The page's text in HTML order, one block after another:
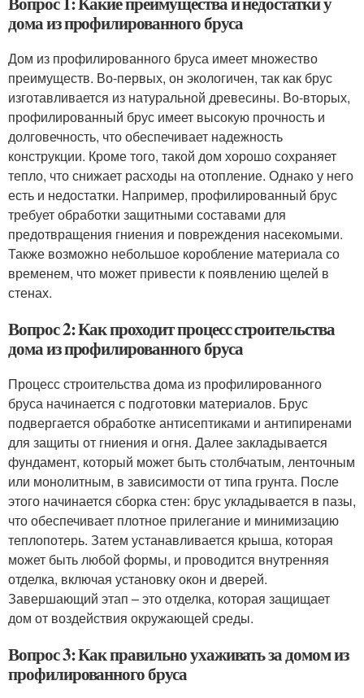
дома из профилированного бруса
Дом из профилированного бруса имеет множество
преимуществ. Во-первых, он экологичен, так как брус
изготавливается из натуральной древесины. Во-вторых,
профилированный брус имеет высокую прочность и
долговечность, что обеспечивает надежность
конструкции. Кроме того, такой дом хорошо сохраняет
тепло, что снижает расходы на отопление. Однако у него
есть и недостатки. Например, профилированный брус
требует обработки защитными составами для
предотвращения гниения и повреждения насекомыми.
Также возможно небольшое коробление материала со
временем, что может привести к появлению щелей в
стенах.
Вопрос 2: Как проходит процесс строительства
дома из профилированного бруса
Процесс строительства дома из профилированного
бруса начинается с подготовки материалов. Брус
подвергается обработке антисептиками и антипиренами
для защиты от гниения и огня. Далее закладывается
фундамент, который может быть столбчатым, ленточным
или монолитным, в зависимости от типа грунта. После
этого начинается сборка стен: брус укладывается в пазы,
что обеспечивает плотное прилегание и минимизацию
теплопотерь. Затем устанавливается крыша, которая
может быть любой формы, и проводится внутренняя
отделка, включая установку окон и дверей.
Завершающий этап – это отделка, которая защищает
дом от воздействия окружающей среды.
Вопрос 3: Как правильно ухаживать за домом из
профилированного бруса